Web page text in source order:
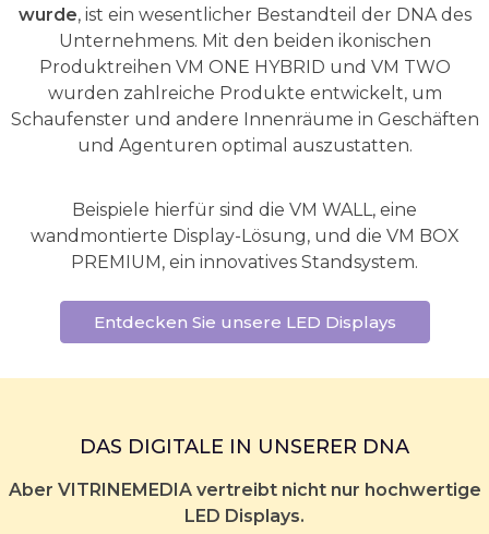
wurde, ist ein wesentlicher Bestandteil der DNA des
Unternehmens. Mit den beiden ikonischen
Produktreihen VM ONE HYBRID und VM TWO
wurden zahlreiche Produkte entwickelt, um
Schaufenster und andere Innenräume in Geschäften
und Agenturen optimal auszustatten.
Beispiele hierfür sind die VM WALL, eine
wandmontierte Display-Lösung, und die VM BOX
PREMIUM, ein innovatives Standsystem.
Entdecken Sie unsere LED Displays
DAS DIGITALE IN UNSERER DNA
Aber VITRINEMEDIA vertreibt nicht nur hochwertige
LED Displays.